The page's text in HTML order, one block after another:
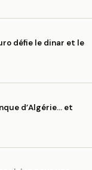
défie le dinar et le
d’Algérie… et